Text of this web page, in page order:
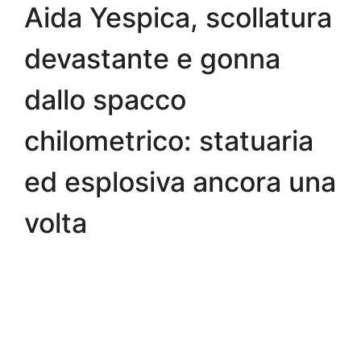
Aida Yespica, scollatura
devastante e gonna
dallo spacco
chilometrico: statuaria
ed esplosiva ancora una
volta